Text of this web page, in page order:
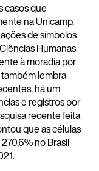
casos que
na Unicamp,
de símbolos
Humanas
à moradia por
lembra
há um
e registros por
recente feita
que as células
no Brasil